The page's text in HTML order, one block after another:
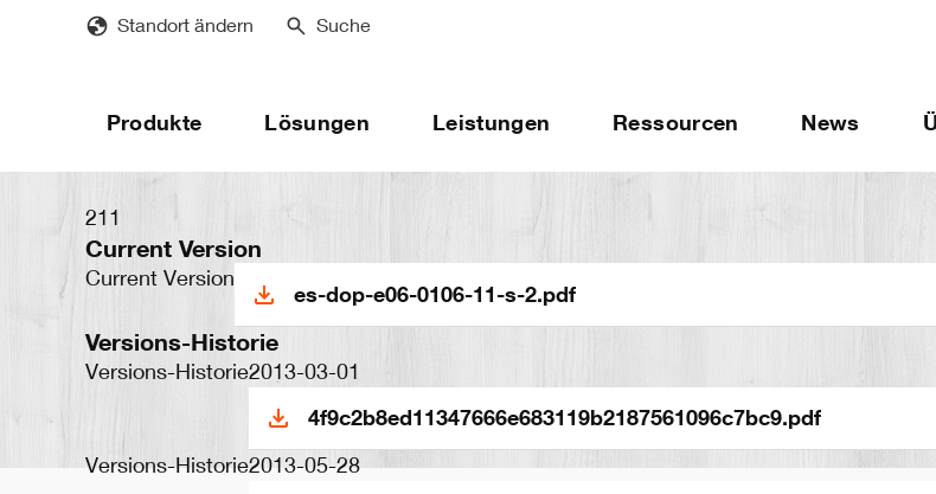
Standort ändern Suche
Produkte Lösungen Leistungen Ressourcen News
211
Current Version
Current Version
es-dop-e06-0106-11-s-2.pdf
Versions-Historie
Versions-Historie2013-03-01
4f9c2b8ed11347666e683119b2187561096c7bc9.pdf
Versions-Historie2013-05-28